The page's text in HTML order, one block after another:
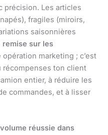
précision. Les articles
fragiles (miroirs,
saisonnières
remise sur les
opération marketing ; c’est
récompenses ton client
entier, à réduire les
commandes, et à lisser
réussie dans